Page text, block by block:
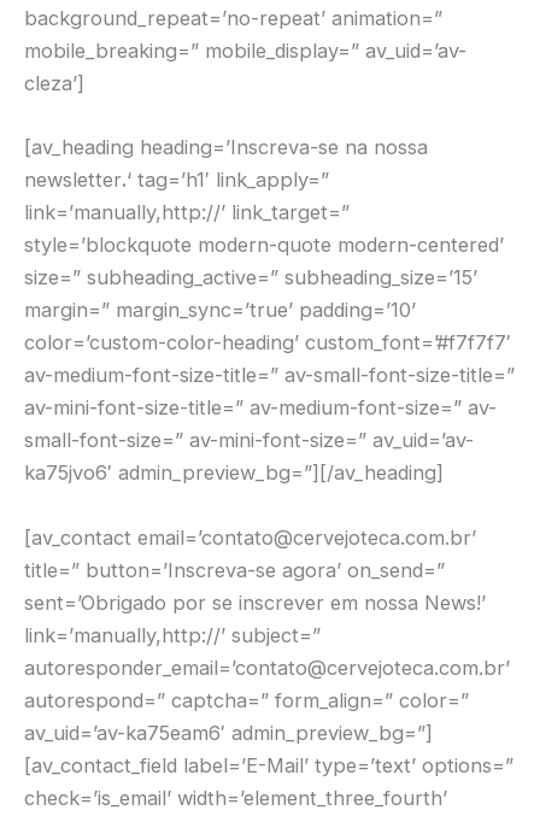
background_repeat=’no-repeat’ animation=”
mobile_breaking=” mobile_display=” av_uid=’av-
cleza’]
[av_heading heading=’Inscreva-se na nossa
newsletter.‘ tag=’h1′ link_apply=”
link=’manually,http://’ link_target=”
style=’blockquote modern-quote modern-centered’
size=” subheading_active=” subheading_size=’15’
margin=” margin_sync=’true’ padding=’10’
color=’custom-color-heading’ custom_font=’#f7f7f7′
av-medium-font-size-title=” av-small-font-size-title=”
av-mini-font-size-title=” av-medium-font-size=” av-
small-font-size=” av-mini-font-size=” av_uid=’av-
ka75jvo6′ admin_preview_bg=”][/av_heading]
[av_contact email=’contato@cervejoteca.com.br’
title=” button=’Inscreva-se agora’ on_send=”
sent=’Obrigado por se inscrever em nossa News!’
link=’manually,http://’ subject=”
autoresponder_email=’contato@cervejoteca.com.br’
autorespond=” captcha=” form_align=” color=”
av_uid=’av-ka75eam6′ admin_preview_bg=”]
[av_contact_field label=’E-Mail’ type=’text’ options=”
check=’is_email’ width=’element_three_fourth’